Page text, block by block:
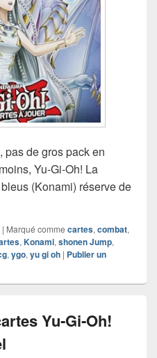
pas de gros pack en
Yu‑Gi‑Oh! La
(Konami) réserve de
| Marqué comme cartes, combat,
, Konami, shonen Jump,
, ygo, yu gi oh | Publier un
Yu‑Gi‑Oh!